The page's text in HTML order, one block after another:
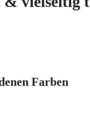
Farben